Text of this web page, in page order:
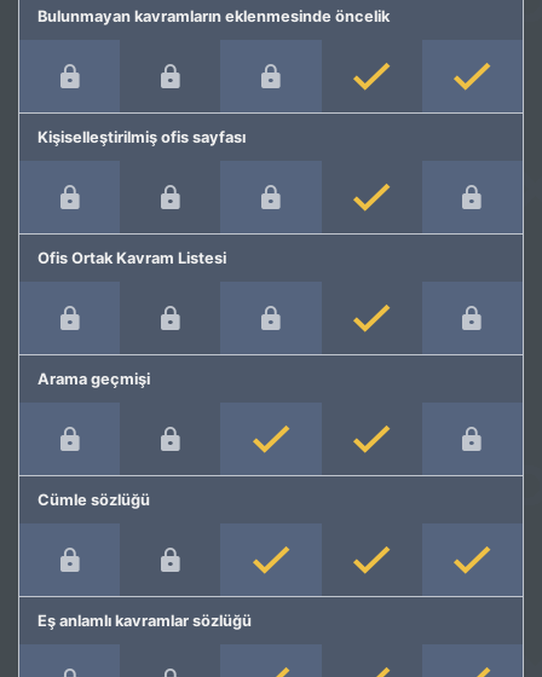
Bulunmayan kavramların eklenmesinde öncelik
Kişiselleştirilmiş ofis sayfası
Ofis Ortak Kavram Listesi
Arama geçmişi
Cümle sözlüğü
Eş anlamlı kavramlar sözlüğü